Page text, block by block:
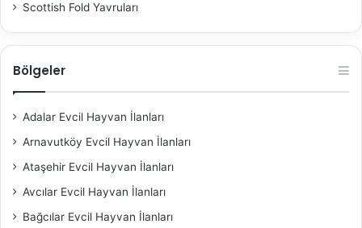
Scottish Fold Yavruları
Bölgeler
Adalar Evcil Hayvan İlanları
Arnavutköy Evcil Hayvan İlanları
Ataşehir Evcil Hayvan İlanları
Avcılar Evcil Hayvan İlanları
Bağcılar Evcil Hayvan İlanları